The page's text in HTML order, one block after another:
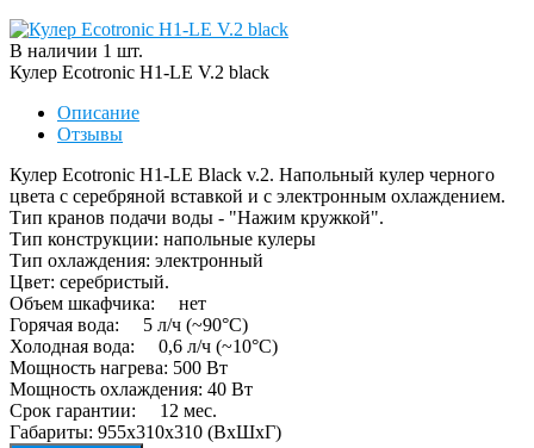
В наличии 1 шт.
Кулер Ecotronic H1-LE V.2 black
Описание
Отзывы
Кулер Ecotronic H1-LE Black v.2. Напольный кулер черного
цвета с серебряной вставкой и с электронным охлаждением.
Тип кранов подачи воды - "Нажим кружкой".
Тип конструкции: напольные кулеры
Тип охлаждения: электронный
Цвет: серебристый.
Объем шкафчика: нет
Горячая вода: 5 л/ч (~90°C)
Холодная вода: 0,6 л/ч (~10°C)
Мощность нагрева: 500 Вт
Мощность охлаждения: 40 Вт
Срок гарантии: 12 мес.
Габариты: 955x310x310 (ВxШxГ)